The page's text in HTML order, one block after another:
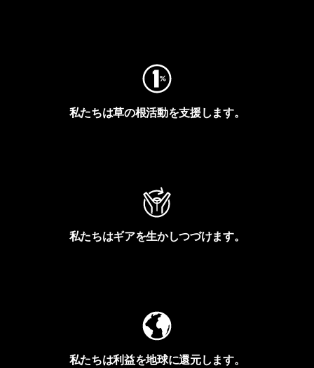
私たちは草の根活動を支援します。
私たちはギアを生かしつづけます。
私たちは利益を地球に還元します。